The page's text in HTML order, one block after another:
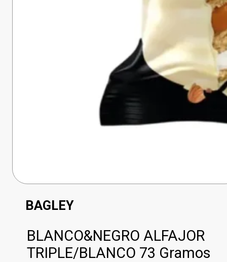
BAGLEY
BLANCO&NEGRO ALFAJOR
TRIPLE/BLANCO 73 Gramos